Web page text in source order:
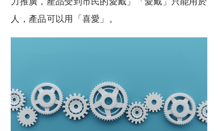
人，產品可以用「喜愛」。